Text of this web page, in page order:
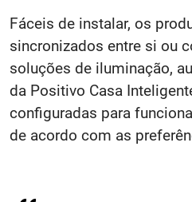
Fáceis de instalar, os
sincronizados entre si ou
soluções de iluminação,
da Positivo Casa
configuradas para
de acordo com as